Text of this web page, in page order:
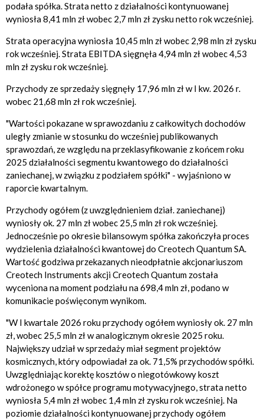
podała spółka. Strata netto z działalności kontynuowanej
wyniosła 8,41 mln zł wobec 2,7 mln zł zysku netto rok wcześniej.
Strata operacyjna wyniosła 10,45 mln zł wobec 2,98 mln zł zysku
rok wcześniej. Strata EBITDA sięgnęła 4,94 mln zł wobec 4,53
mln zł zysku rok wcześniej.
Przychody ze sprzedaży sięgnęły 17,96 mln zł w I kw. 2026 r.
wobec 21,68 mln zł rok wcześniej.
"Wartości pokazane w sprawozdaniu z całkowitych dochodów
uległy zmianie w stosunku do wcześniej publikowanych
sprawozdań, ze względu na przeklasyfikowanie z końcem roku
2025 działalności segmentu kwantowego do działalności
zaniechanej, w związku z podziałem spółki" - wyjaśniono w
raporcie kwartalnym.
Przychody ogółem (z uwzględnieniem dział. zaniechanej)
wyniosły ok. 27 mln zł wobec 25,5 mln zł rok wcześniej.
Jednocześnie po okresie bilansowym spółka zakończyła proces
wydzielenia działalności kwantowej do Creotech Quantum SA.
Wartość godziwa przekazanych nieodpłatnie akcjonariuszom
Creotech Instruments akcji Creotech Quantum została
wyceniona na moment podziału na 698,4 mln zł, podano w
komunikacie poświęconym wynikom.
"W I kwartale 2026 roku przychody ogółem wyniosły ok. 27 mln
zł, wobec 25,5 mln zł w analogicznym okresie 2025 roku.
Największy udział w sprzedaży miał segment projektów
kosmicznych, który odpowiadał za ok. 71,5% przychodów spółki.
Uwzględniając korektę kosztów o niegotówkowy koszt
wdrożonego w spółce programu motywacyjnego, strata netto
wyniosła 5,4 mln zł wobec 1,4 mln zł zysku rok wcześniej. Na
poziomie działalności kontynuowanej przychody ogółem